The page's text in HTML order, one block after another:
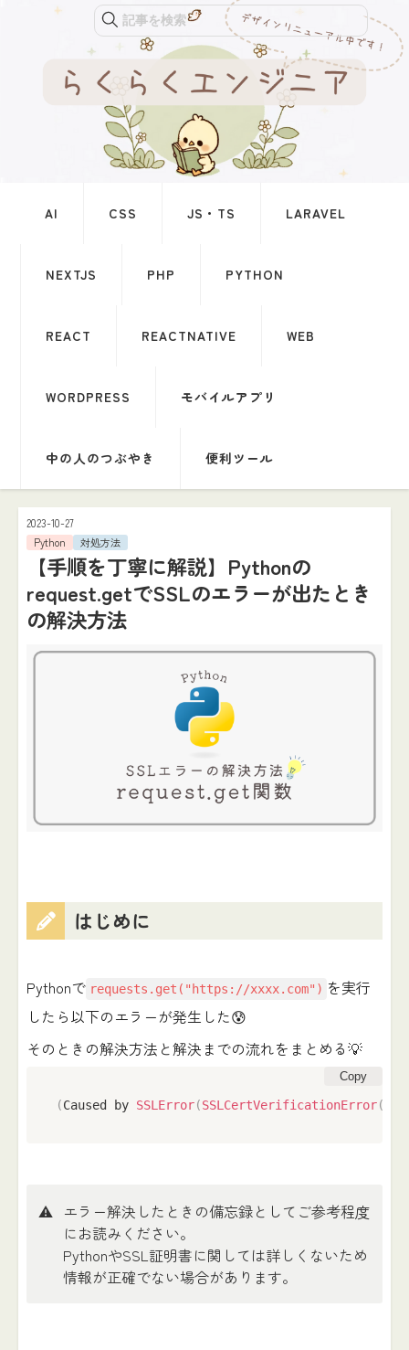
記事を検索
AI CSS JS・TS LARAVEL
NEXTJS PHP PYTHON
REACT REACTNATIVE WEB
WORDPRESS モバイルアプリ
中の人のつぶやき 便利ツール
2023-10-27
Python
対処方法
【手順を丁寧に解説】Pythonの
request.getでSSLのエラーが出たとき
の解決方法
はじめに
Pythonで requests.get("https://xxxx.com") を実行
したら以下のエラーが発生した😰
そのときの解決方法と解決までの流れをまとめる💡
Copy
(Caused by SSLError(SSLCertVerificationError(
⚠️ エラー解決したときの備忘録としてご参考程度
にお読みください。
PythonやSSL証明書に関しては詳しくないため
情報が正確でない場合があります。